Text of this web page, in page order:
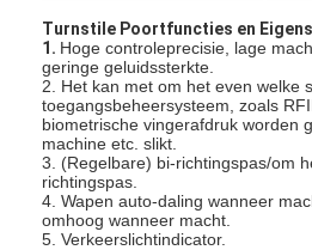
Turnstile Poortfuncties en
1. Hoge controleprecisie, lage
geringe geluidssterkte.
2. Het kan met om het even welke
toegangsbeheersysteem, zoals
biometrische vingerafdruk worden
machine etc. slikt.
3. (Regelbare) bi-richtingspas/om
richtingspas.
4. Wapen auto-daling wanneer
omhoog wanneer macht.
5. Verkeerslichtindicator.